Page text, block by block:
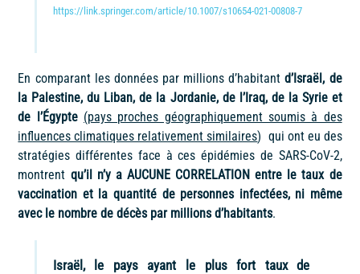
https://link.springer.com/article/10.1007/s10654-021-00808-7
En comparant les données par millions d’habitantd’Israël, de
la Palestine, du Liban, de la Jordanie, de l’Iraq, de la Syrie et
de l’Égypte (pays proches géographiquement soumis à des
influences climatiques relativement similaires) qui ont eu des
stratégies différentes face à ces épidémies de SARS-CoV-2,
montrent qu’il n’y a AUCUNE CORRELATION entre le taux de
vaccination et la quantité de personnes infectées, ni même
avec le nombre de décès par millions d’habitants.
Israël, le pays ayant le plus fort taux de